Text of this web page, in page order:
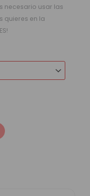
necesario usar las
quieres en la